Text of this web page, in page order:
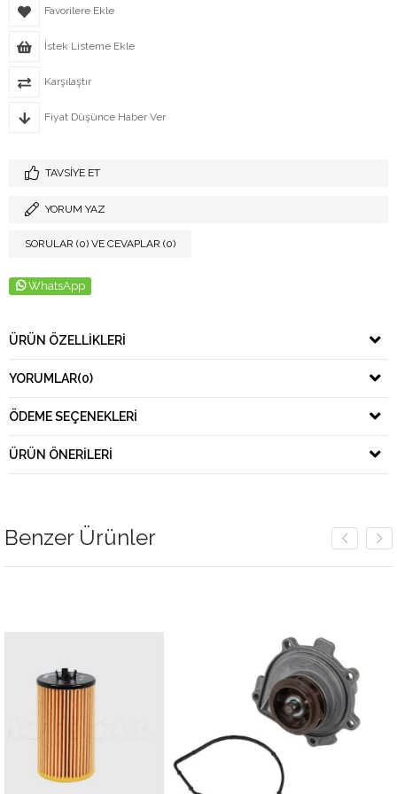
Favorilere Ekle
İstek Listeme Ekle
Karşılaştır
Fiyat Düşünce Haber Ver
TAVSIYE ET
YORUM YAZ
SORULAR (0) VE CEVAPLAR (0)
WhatsApp
ÜRÜN ÖZELLIKLERI
YORUMLAR(0)
ÖDEME SEÇENEKLERI
ÜRÜN ÖNERILERI
Benzer Ürünler